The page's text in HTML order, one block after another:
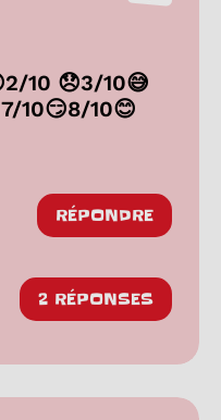
10 😞3/10😅
10😏8/10😊
réactions
RÉPONDRE
2 RÉPONSES